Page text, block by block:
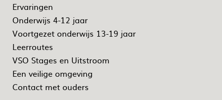
Ervaringen
Onderwijs 4-12 jaar
Voortgezet onderwijs 13-19 jaar
Leerroutes
VSO Stages en Uitstroom
Een veilige omgeving
Contact met ouders